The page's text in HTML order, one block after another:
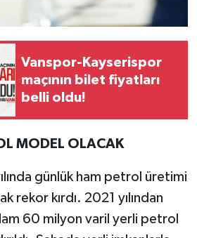
Vanspor-Kayserispor
maçının bilet fiyatları
belli oldu!
MODEL OLACAK
günlük ham petrol üretimi
rekor kırdı. 2021 yılından
60 milyon varil yerli petrol